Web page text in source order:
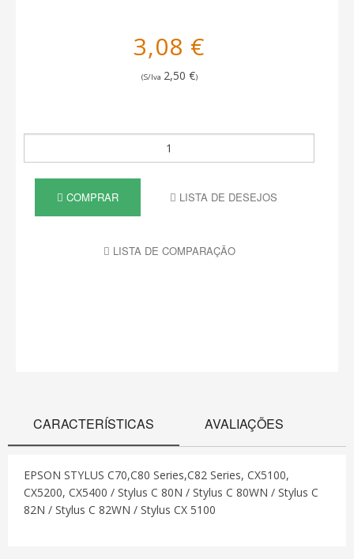
3,08 €
(S/Iva 2,50 €)
COMPRAR LISTA DE DESEJOS
LISTA DE COMPARAÇÃO
CARACTERÍSTICAS AVALIAÇÕES
EPSON STYLUS C70,C80 Series,C82 Series, CX5100,
CX5200, CX5400 / Stylus C 80N / Stylus C 80WN / Stylus C
82N / Stylus C 82WN / Stylus CX 5100